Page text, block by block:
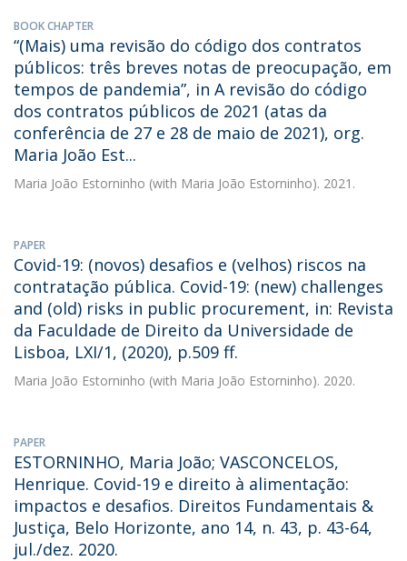
BOOK CHAPTER
“(Mais) uma revisão do código dos contratos
públicos: três breves notas de preocupação, em
tempos de pandemia”, in A revisão do código
dos contratos públicos de 2021 (atas da
conferência de 27 e 28 de maio de 2021), org.
Maria João Est...
Maria João Estorninho (with Maria João Estorninho). 2021.
PAPER
Covid-19: (novos) desafios e (velhos) riscos na
contratação pública. Covid-19: (new) challenges
and (old) risks in public procurement, in: Revista
da Faculdade de Direito da Universidade de
Lisboa, LXI/1, (2020), p.509 ff.
Maria João Estorninho (with Maria João Estorninho). 2020.
PAPER
ESTORNINHO, Maria João; VASCONCELOS,
Henrique. Covid-19 e direito à alimentação:
impactos e desafios. Direitos Fundamentais &
Justiça, Belo Horizonte, ano 14, n. 43, p. 43-64,
jul./dez. 2020.